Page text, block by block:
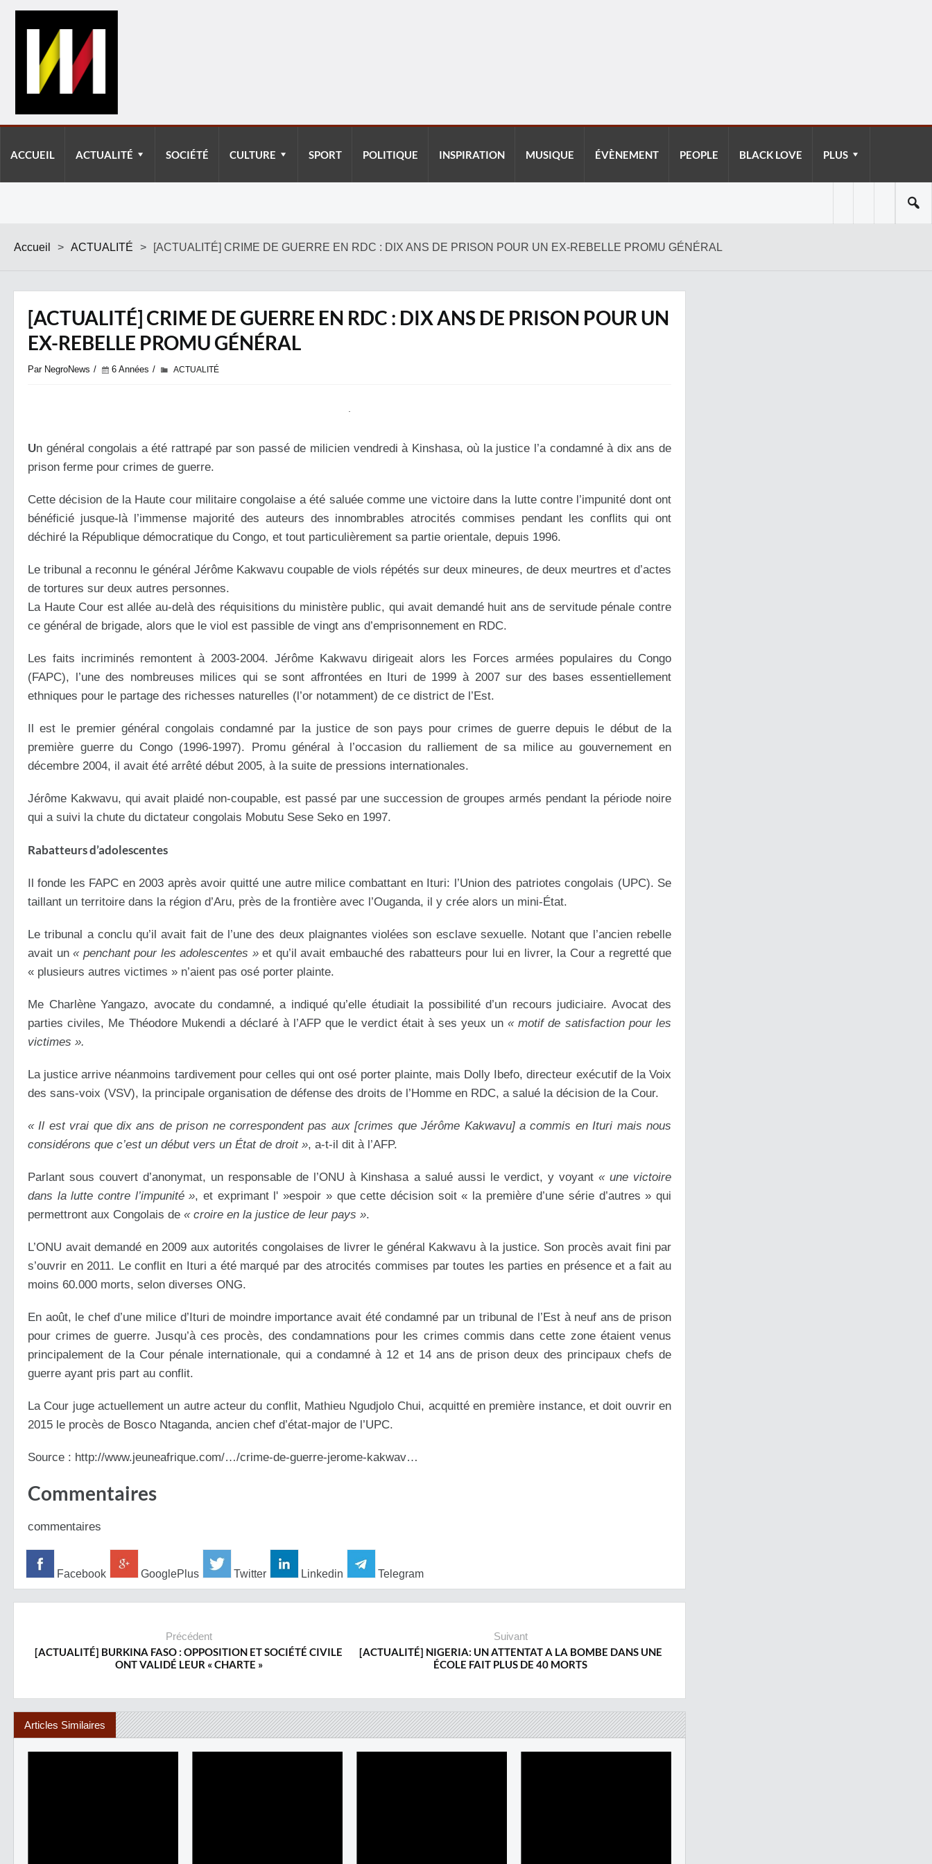
ACCUEIL ACTUALITÉ SOCIÉTÉ CULTURE SPORT POLITIQUE INSPIRATION MUSIQUE ÉVÈNEMENT PEOPLE BLACK LOVE PLUS
Accueil > ACTUALITÉ > [ACTUALITÉ] CRIME DE GUERRE EN RDC : DIX ANS DE PRISON POUR UN EX-REBELLE PROMU GÉNÉRAL
[ACTUALITÉ] CRIME DE GUERRE EN RDC : DIX ANS DE PRISON POUR UN
EX-REBELLE PROMU GÉNÉRAL
Par NegroNews 6 Années ACTUALITÉ
Un général congolais a été rattrapé par son passé de milicien vendredi à Kinshasa, où la justice l’a condamné à dix ans de
prison ferme pour crimes de guerre.
Cette décision de la Haute cour militaire congolaise a été saluée comme une victoire dans la lutte contre l’impunité dont ont
bénéficié jusque-là l’immense majorité des auteurs des innombrables atrocités commises pendant les conflits qui ont
déchiré la République démocratique du Congo, et tout particulièrement sa partie orientale, depuis 1996.
Le tribunal a reconnu le général Jérôme Kakwavu coupable de viols répétés sur deux mineures, de deux meurtres et d’actes
de tortures sur deux autres personnes.
La Haute Cour est allée au-delà des réquisitions du ministère public, qui avait demandé huit ans de servitude pénale contre
ce général de brigade, alors que le viol est passible de vingt ans d’emprisonnement en RDC.
Les faits incriminés remontent à 2003-2004. Jérôme Kakwavu dirigeait alors les Forces armées populaires du Congo
(FAPC), l’une des nombreuses milices qui se sont affrontées en Ituri de 1999 à 2007 sur des bases essentiellement
ethniques pour le partage des richesses naturelles (l’or notamment) de ce district de l’Est.
Il est le premier général congolais condamné par la justice de son pays pour crimes de guerre depuis le début de la
première guerre du Congo (1996-1997). Promu général à l’occasion du ralliement de sa milice au gouvernement en
décembre 2004, il avait été arrêté début 2005, à la suite de pressions internationales.
Jérôme Kakwavu, qui avait plaidé non-coupable, est passé par une succession de groupes armés pendant la période noire
qui a suivi la chute du dictateur congolais Mobutu Sese Seko en 1997.
Rabatteurs d’adolescentes
Il fonde les FAPC en 2003 après avoir quitté une autre milice combattant en Ituri: l’Union des patriotes congolais (UPC). Se
taillant un territoire dans la région d’Aru, près de la frontière avec l’Ouganda, il y crée alors un mini-État.
Le tribunal a conclu qu’il avait fait de l’une des deux plaignantes violées son esclave sexuelle. Notant que l’ancien rebelle
avait un « penchant pour les adolescentes »et qu’il avait embauché des rabatteurs pour lui en livrer, la Cour a regretté que
« plusieurs autres victimes » n’aient pas osé porter plainte.
Me Charlène Yangazo, avocate du condamné, a indiqué qu’elle étudiait la possibilité d’un recours judiciaire. Avocat des
parties civiles, Me Théodore Mukendi a déclaré à l’AFP que le verdict était à ses yeux un « motif de satisfaction pour les
victimes ».
La justice arrive néanmoins tardivement pour celles qui ont osé porter plainte, mais Dolly Ibefo, directeur exécutif de la Voix
des sans-voix (VSV), la principale organisation de défense des droits de l’Homme en RDC, a salué la décision de la Cour.
« Il est vrai que dix ans de prison ne correspondent pas aux [crimes que Jérôme Kakwavu] a commis en Ituri mais nous
considérons que c’est un début vers un État de droit », a-t-il dit à l’AFP.
Parlant sous couvert d’anonymat, un responsable de l’ONU à Kinshasa a salué aussi le verdict, y voyant « une victoire
dans la lutte contre l’impunité », et exprimant l' »espoir » que cette décision soit « la première d’une série d’autres » qui
permettront aux Congolais de « croire en la justice de leur pays ».
L’ONU avait demandé en 2009 aux autorités congolaises de livrer le général Kakwavu à la justice. Son procès avait fini par
s’ouvrir en 2011. Le conflit en Ituri a été marqué par des atrocités commises par toutes les parties en présence et a fait au
moins 60.000 morts, selon diverses ONG.
En août, le chef d’une milice d’Ituri de moindre importance avait été condamné par un tribunal de l’Est à neuf ans de prison
pour crimes de guerre. Jusqu’à ces procès, des condamnations pour les crimes commis dans cette zone étaient venus
principalement de la Cour pénale internationale, qui a condamné à 12 et 14 ans de prison deux des principaux chefs de
guerre ayant pris part au conflit.
La Cour juge actuellement un autre acteur du conflit, Mathieu Ngudjolo Chui, acquitté en première instance, et doit ouvrir en
2015 le procès de Bosco Ntaganda, ancien chef d’état-major de l’UPC.
Source : http://www.jeuneafrique.com/…/crime-de-guerre-jerome-kakwav…
Commentaires
commentaires
Facebook GooglePlus Twitter Linkedin Telegram
Précédent
[ACTUALITÉ] BURKINA FASO : OPPOSITION ET SOCIÉTÉ CIVILE
ONT VALIDÉ LEUR « CHARTE »
Suivant
[ACTUALITÉ] NIGERIA: UN ATTENTAT A LA BOMBE DANS UNE
ÉCOLE FAIT PLUS DE 40 MORTS
Articles Similaires